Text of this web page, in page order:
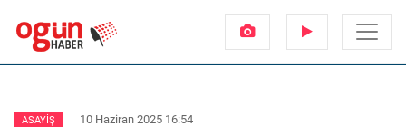
ASAYIŞ 10 Haziran 2025 16:54